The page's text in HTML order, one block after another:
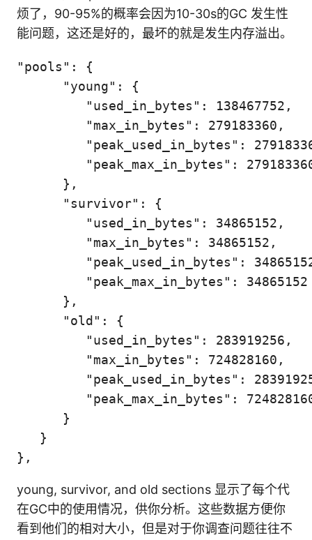
烦了，90-95%的概率会因为10-30s的GC 发生性
能问题，这还是好的，最坏的就是发生内存溢出。
"pools": {
      "young": {
         "used_in_bytes": 138467752,
         "max_in_bytes": 279183360,
"peak_used_in_bytes":
"peak_max_in_bytes":
      },
      "survivor": {
         "used_in_bytes": 34865152,
         "max_in_bytes": 34865152,
"peak_used_in_bytes":
         "peak_max_in_bytes": 34865152
      },
      "old": {
         "used_in_bytes": 283919256,
         "max_in_bytes": 724828160,
"peak_used_in_bytes":
"peak_max_in_bytes":
      }
   }
young, survivor, and old sections 显示了每个代
在GC中的使用情况，供你分析。这些数据方便你
看到他们的相对大小，但是对于你调查问题往往不